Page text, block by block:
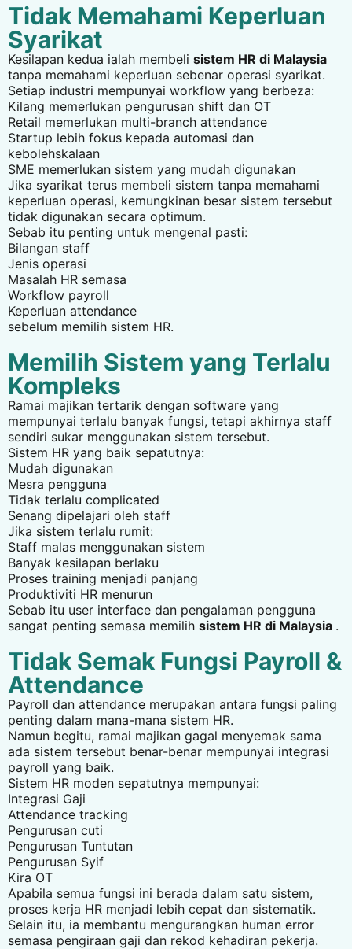
Tidak Memahami Keperluan
Syarikat
Kesilapan kedua ialah membeli sistem HR di Malaysia
tanpa memahami keperluan sebenar operasi syarikat.
Setiap industri mempunyai workflow yang berbeza:
Kilang memerlukan pengurusan shift dan OT
Retail memerlukan multi-branch attendance
Startup lebih fokus kepada automasi dan
kebolehskalaan
SME memerlukan sistem yang mudah digunakan
Jika syarikat terus membeli sistem tanpa memahami
keperluan operasi, kemungkinan besar sistem tersebut
tidak digunakan secara optimum.
Sebab itu penting untuk mengenal pasti:
Bilangan staff
Jenis operasi
Masalah HR semasa
Workflow payroll
Keperluan attendance
sebelum memilih sistem HR.
Memilih Sistem yang Terlalu
Kompleks
Ramai majikan tertarik dengan software yang
mempunyai terlalu banyak fungsi, tetapi akhirnya staff
sendiri sukar menggunakan sistem tersebut.
Sistem HR yang baik sepatutnya:
Mudah digunakan
Mesra pengguna
Tidak terlalu complicated
Senang dipelajari oleh staff
Jika sistem terlalu rumit:
Staff malas menggunakan sistem
Banyak kesilapan berlaku
Proses training menjadi panjang
Produktiviti HR menurun
Sebab itu user interface dan pengalaman pengguna
sangat penting semasa memilih sistem HR di Malaysia .
Tidak Semak Fungsi Payroll &
Attendance
Payroll dan attendance merupakan antara fungsi paling
penting dalam mana-mana sistem HR.
Namun begitu, ramai majikan gagal menyemak sama
ada sistem tersebut benar-benar mempunyai integrasi
payroll yang baik.
Sistem HR moden sepatutnya mempunyai:
Integrasi Gaji
Attendance tracking
Pengurusan cuti
Pengurusan Tuntutan
Pengurusan Syif
Kira OT
Apabila semua fungsi ini berada dalam satu sistem,
proses kerja HR menjadi lebih cepat dan sistematik.
Selain itu, ia membantu mengurangkan human error
semasa pengiraan gaji dan rekod kehadiran pekerja.